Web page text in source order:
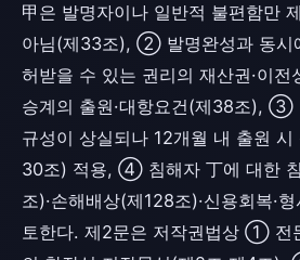
甲은 발명자이나 일반적 불편함만
아님(제33조), ② 발명완성과 동시
허받을 수 있는 권리의 재산권·이
승계의 출원·대항요건(제38조), ③
규성이 상실되나 12개월 내 출원
30조) 적용, ④ 침해자 丁에 대한
조)·손해배상(제128조)·신용회복·
토한다. 제2문은 저작권법상 ① 전